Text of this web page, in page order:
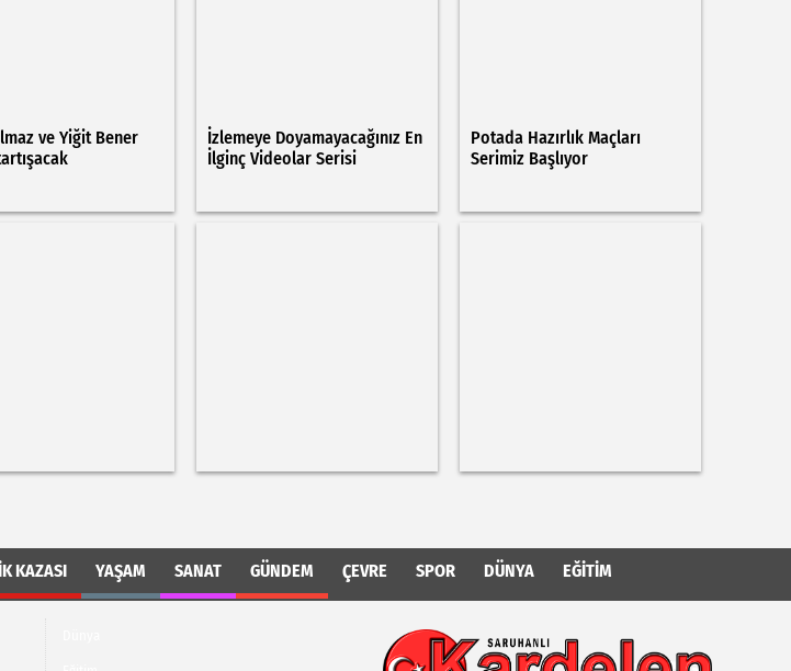
ve Yiğit Bener
İzlemeye Doyamayacağınız En
İlginç Videolar Serisi
Potada Hazırlık Maçları
Serimiz Başlıyor
KAZASI YAŞAM SANAT GÜNDEM ÇEVRE SPOR DÜNYA EĞITIM